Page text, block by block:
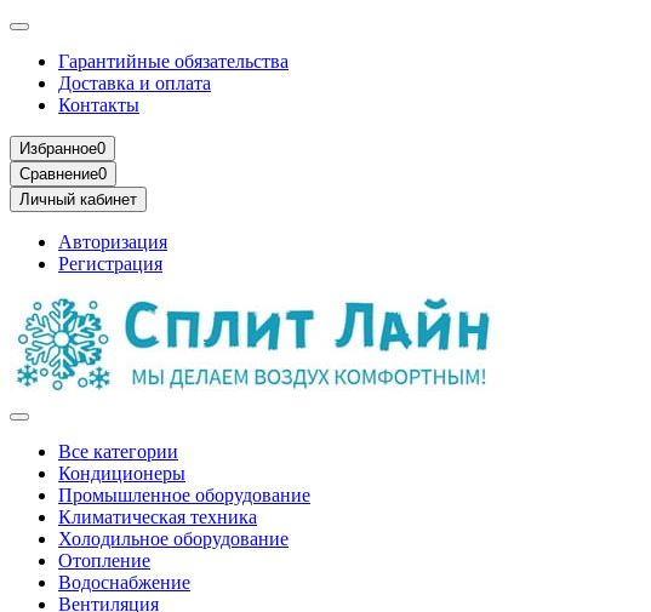
Гарантийные обязательства
Доставка и оплата
Контакты
Избранное0
Сравнение0
Личный кабинет
Авторизация
Регистрация
Все категории
Кондиционеры
Промышленное оборудование
Климатическая техника
Холодильное оборудование
Отопление
Водоснабжение
Вентиляция